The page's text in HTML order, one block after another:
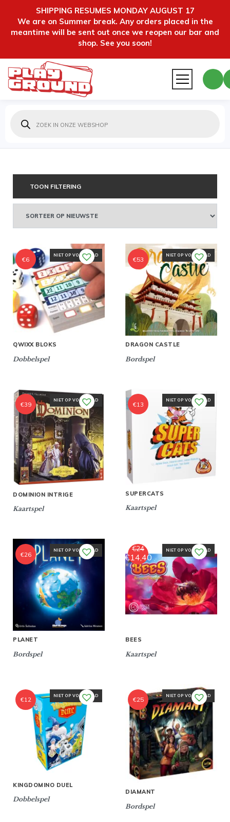
SHIPPING RESUMES MONDAY AUGUST 17
We are on Summer break. Any orders placed in the
meantime will be sent out once we reopen our bar and
shop. See you soon!
zoeken
TOON FILTERING
NIET OP VOORRAAD
QWIXX BLOKS
Dobbelspel
€6
NIET OP VOORRAAD
DRAGON CASTLE
Bordspel
€53
NIET OP VOORRAAD
DOMINION INTRIGE
Kaartspel
€39
NIET OP VOORRAAD
SUPERCATS
Kaartspel
€13
NIET OP VOORRAAD
PLANET
Bordspel
€26
NIET OP VOORRAAD
BEES
Kaartspel
€24
Oorspronkelijke
prijs
was:
€24.
€14,40
Huidige
prijs
is:
€14,40.
NIET OP VOORRAAD
KINGDOMINO DUEL
Dobbelspel
€12
NIET OP VOORRAAD
DIAMANT
Bordspel
€25